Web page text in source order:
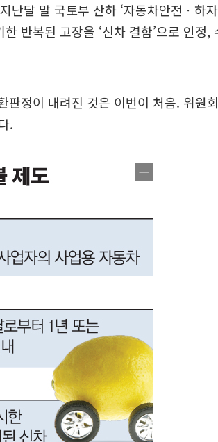
난달 말 국토부 산하 ‘자동차안전ㆍ하
반복된 고장을 ‘신차 결함’으로 인정,
정이 내려진 것은 이번이 처음. 위원
.